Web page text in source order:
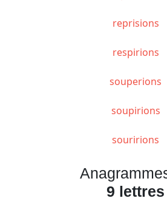
reprisions
respirions
souperions
soupirions
souririons
9 lettres